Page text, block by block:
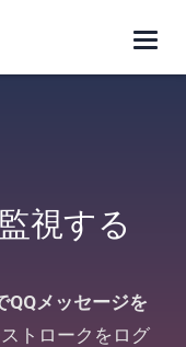
視する
QQメッセージを
トロークをログ